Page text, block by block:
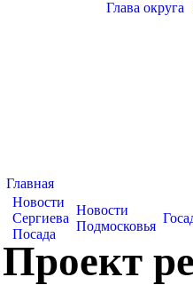
Глава округа
Главная
Новости
Сергиева
Посада
Новости
Подмосковья
Проект